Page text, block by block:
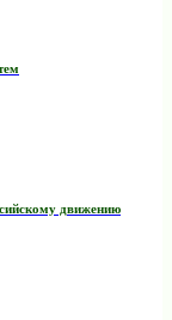
движению